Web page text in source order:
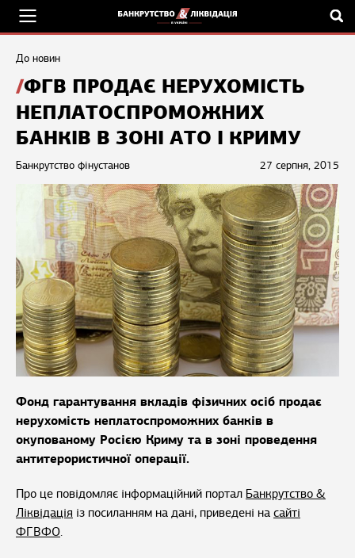
До новин
ФГВ ПРОДАЄ НЕРУХОМІСТЬ
НЕПЛАТОСПРОМОЖНИХ
БАНКІВ В ЗОНІ АТО І КРИМУ
27 серпня, 2015
Банкрутство фінустанов
Фонд гарантування вкладів фізичних осіб продає
нерухомість неплатоспроможних банків в
окупованому Росією Криму та в зоні проведення
антитерористичної операції.
Про це повідомляє інформаційний портал Банкрутство &
Ліквідація із посиланням на дані, приведені на сайті
ФГВФО.